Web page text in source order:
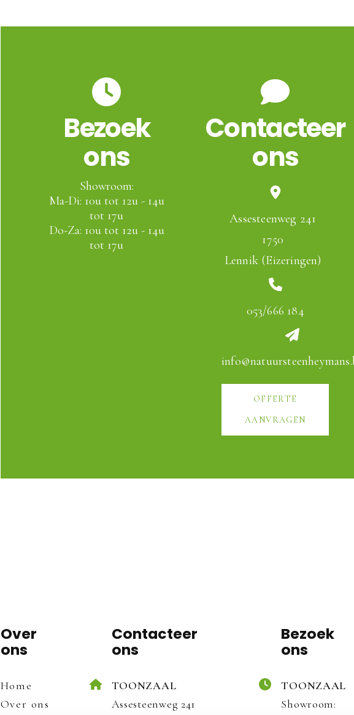
Bezoek
ons
Showroom:
Ma-Di: 10u tot 12u - 14u
tot 17u
Do-Za: 10u tot 12u - 14u
tot 17u
Contacteer
ons
Assesteenweg 241
1750
Lennik (Eizeringen)
053/666 184
OFFERTE
AANVRAGEN
Over
ons
Home
Over ons
Contacteer
ons
TOONZAAL
Assesteenweg 241
Bezoek
ons
TOONZAAL
Showroom: